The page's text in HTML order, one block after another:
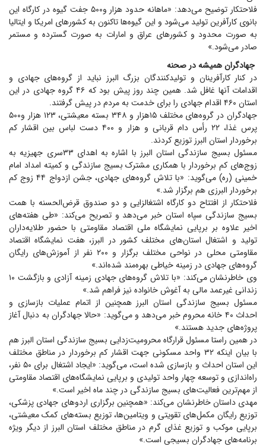
فلاحتکار توضیح می‌دهد: «ماهانه حدود هزار و۵۰۰ جفت گیوه در کارگاه این
بانوی کارآفرین تولید می‌شود و این گیوه‌ها تاکنون به کشور‌های امریکا و ایتالیا
به صورت محدود و کشور‌های عراق و امارات به صورت گسترده و مستمر
صادر می‌شود.»
جهادگران همیشه در صحنه
در کنار کارآفرینان و تولیدکنندگان بزرگ البرز نباید از گروه‌های جهادی و
اقدامات آنها غافل شد. همین چند روز پیش بود که ۴۶ گروه جهادی در این
استان ۴۶۰ اقدام جهادی را برای خدمت به مردم در پیش گرفتند.
جهادگران در گروه‌های مختلف ۱۵هزار و ۳۴۸ بسته معیشتی، ۱۲۳ هزار و۵۰۰
پرس غذا، ۲۲ رأس دام قربانی و هزار و ۴۰۰ دست لباس بین اقشار کم
برخوردار استان البرز توزیع کردند.
مسئول بسیج سازندگی استان البرز با اشاره به اهدای ۳۳سری جهیزیه به
زوج‌های کم برخوردار با همکاری مشترک بسیج سازندگی و کمیته امداد امام
خمینی (ره) می‌گوید: «با تلاش گروه‌های جهادی، جشن ازدواج ۴۴ زوج کم
برخوردار البرزی هم برگزار شد.»
فلاحتکار از افتتاح دو کارگاه اشتغالزایی و دو صندوق قرض‌الحسنه با همت
بسیج سازندگی سپاه استان خبر می‌دهد و تصریح می‌کند: «طی هفته‌های
اخیر علاوه بر برپایی نمایشگاه ملی اقتصاد مقاومتی با حضور طلایه‌داران
تولید و اشتغال استان‌های مختلف کشور در البرز، هفت نمایشگاه اقتصاد
مقاومتی محلی در نواحی مختلف برگزار و ۲۰۰ نفر از آموزش‌های رایگان
گروه‌های جهادی در زمینه خیاطی بهره‌مند شده‌اند.»
وی خاطرنشان می‌کند: «با تلاش گروه‌های جهادی زمینه آزاد‌ی و بازگشت ۱۰
زندانی غیرعمد مالی به آغوش خانواده نیز فراهم شد.»
مسئول بسیج سازندگی استان البرز همچنین از اتمام عملیات بازسازی و
احداث ۴۰ خانه محروم خبر می‌دهد و می‌گوید: «حالا جهادگران به دنبال آغاز
پروژه‌های جدید هستند.»
در همین راستا مسئول قرارگاه محرومیت‌زدایی بسیج سازندگی استان البرز هم
با بیان اینکه ۳۲ واحد مسکونی جهت اقشار کم برخوردار در مناطق مختلف
این استان احداث و بازسازی شده است، می‌گوید: «ایجاد اشتغال برای ۵۰ نفر،
راه‌اندازی و توسعه چهار واحد تولیدی و برپایی نمایشگاه‌های اقتصاد مقاومتی
از مهم‌ترین فعالیت‌های بسیج سازندگی در چند ماه اخیر است.»
مهدی داستان خاطرنشان می‌کند: «همچنین برگزاری اردو‌های جهادی پزشکی،
توزیع رایگان مکمل‌های تقویتی و ویتامین‌ها، توزیع بسته‌های کمک معیشتی،
برپایی موکب و توزیع غذای گرم در مناطق مختلف استان البرز از دیگر ویژه
برنامه‌های جهادگران بسیجی است.»